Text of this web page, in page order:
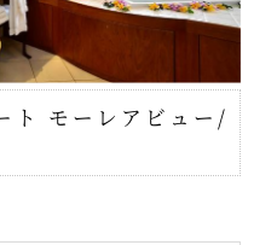
ト モーレアビュー/